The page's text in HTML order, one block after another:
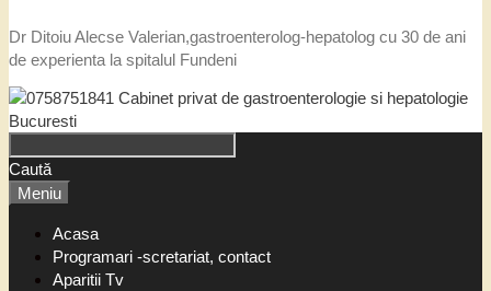
Dr Ditoiu Alecse Valerian,gastroenterolog-hepatolog cu 30 de ani
de experienta la spitalul Fundeni
Caută
Meniu
Acasa
Programari -scretariat, contact
Aparitii Tv